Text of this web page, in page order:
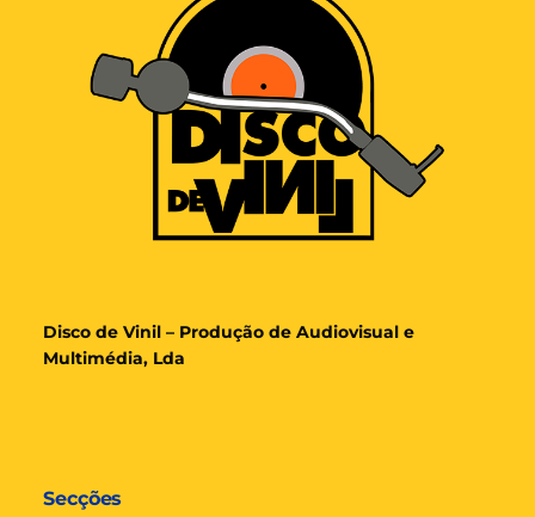
Disco de Vinil – Produção de Audiovisual e
Multimédia, Lda
Secções